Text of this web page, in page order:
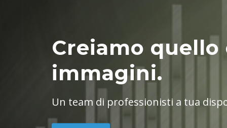
Creiamo quello
immagini.
Un team di professionisti a tua